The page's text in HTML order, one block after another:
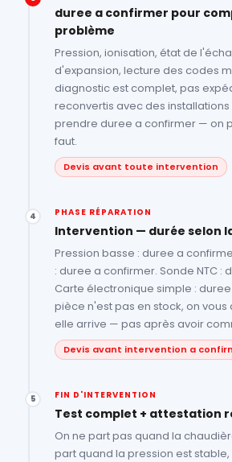
duree a confirmer pour
problème
Pression, ionisation, état de
d'expansion, lecture des codes
diagnostic est complet, pas
reconvertis avec des
prendre duree a confirmer — on
faut.
Devis avant toute intervention
4 PHASE RÉPARATION
Intervention — durée selon
Pression basse : duree a
: duree a confirmer. Sonde NTC :
Carte électronique simple :
pièce n'est pas en stock, on
elle arrive — pas après avoir
Devis avant intervention a
5 FIN D'INTERVENTION
Test complet + attestation
On ne part pas quand la
part quand la pression est